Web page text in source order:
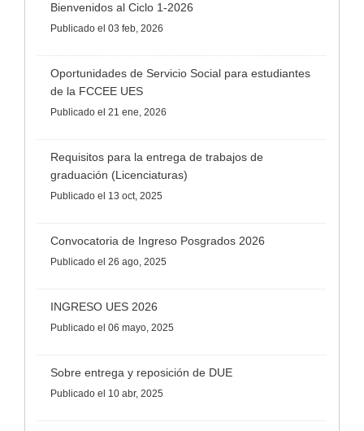
Bienvenidos al Ciclo 1-2026
Publicado el 03 feb, 2026
Oportunidades de Servicio Social para estudiantes
de la FCCEE UES
Publicado el 21 ene, 2026
Requisitos para la entrega de trabajos de
graduación (Licenciaturas)
Publicado el 13 oct, 2025
Convocatoria de Ingreso Posgrados 2026
Publicado el 26 ago, 2025
INGRESO UES 2026
Publicado el 06 mayo, 2025
Sobre entrega y reposición de DUE
Publicado el 10 abr, 2025